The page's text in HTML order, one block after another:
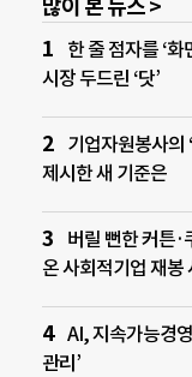
많이 본 뉴스 >
한 줄 점자를 ‘
시장 두드린 ‘닷’
기업자원봉사의
제시한 새 기준은
버릴 뻔한 커튼
온 사회적기업 재봉
AI, 지속가능경
관리’